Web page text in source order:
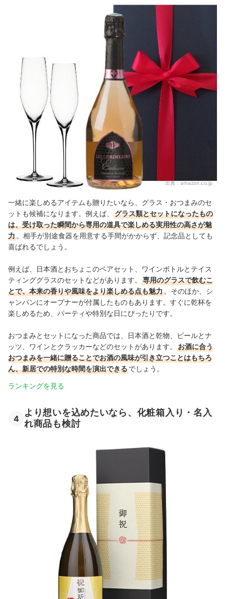
出典：amazon.co.jp
一緒に楽しめるアイテムも贈りたいなら、グラス・おつまみのセ
ットも候補になります。例えば、
グラス類とセットになったもの
は、受け取った瞬間から専用の道具で楽しめる実用性の高さが魅
力 。相手が別途食器を用意する手間がかからず、記念品としても
喜ばれるでしょう。
例えば、日本酒とおちょこのペアセット、ワインボトルとテイス
ティンググラスのセットなどがあります。
専用のグラスで飲むこ
とで、本来の香りや風味をより楽しめる点も魅力 。そのほか、シ
ャンパンにオープナーが付属したものもあります。すぐに乾杯を
楽しめるため、パーティや特別な日にぴったりです。
おつまみとセットになった商品では、日本酒と乾物、ビールとナ
ッツ、ワインとクラッカーなどのセットがあります。
お酒に合う
おつまみを一緒に贈ることでお酒の風味が引き立つことはもちろ
ん、新居での特別な時間を演出できるでしょう。
ランキングを見る
4
より想いを込めたいなら、化粧箱入り・名入
れ商品も検討